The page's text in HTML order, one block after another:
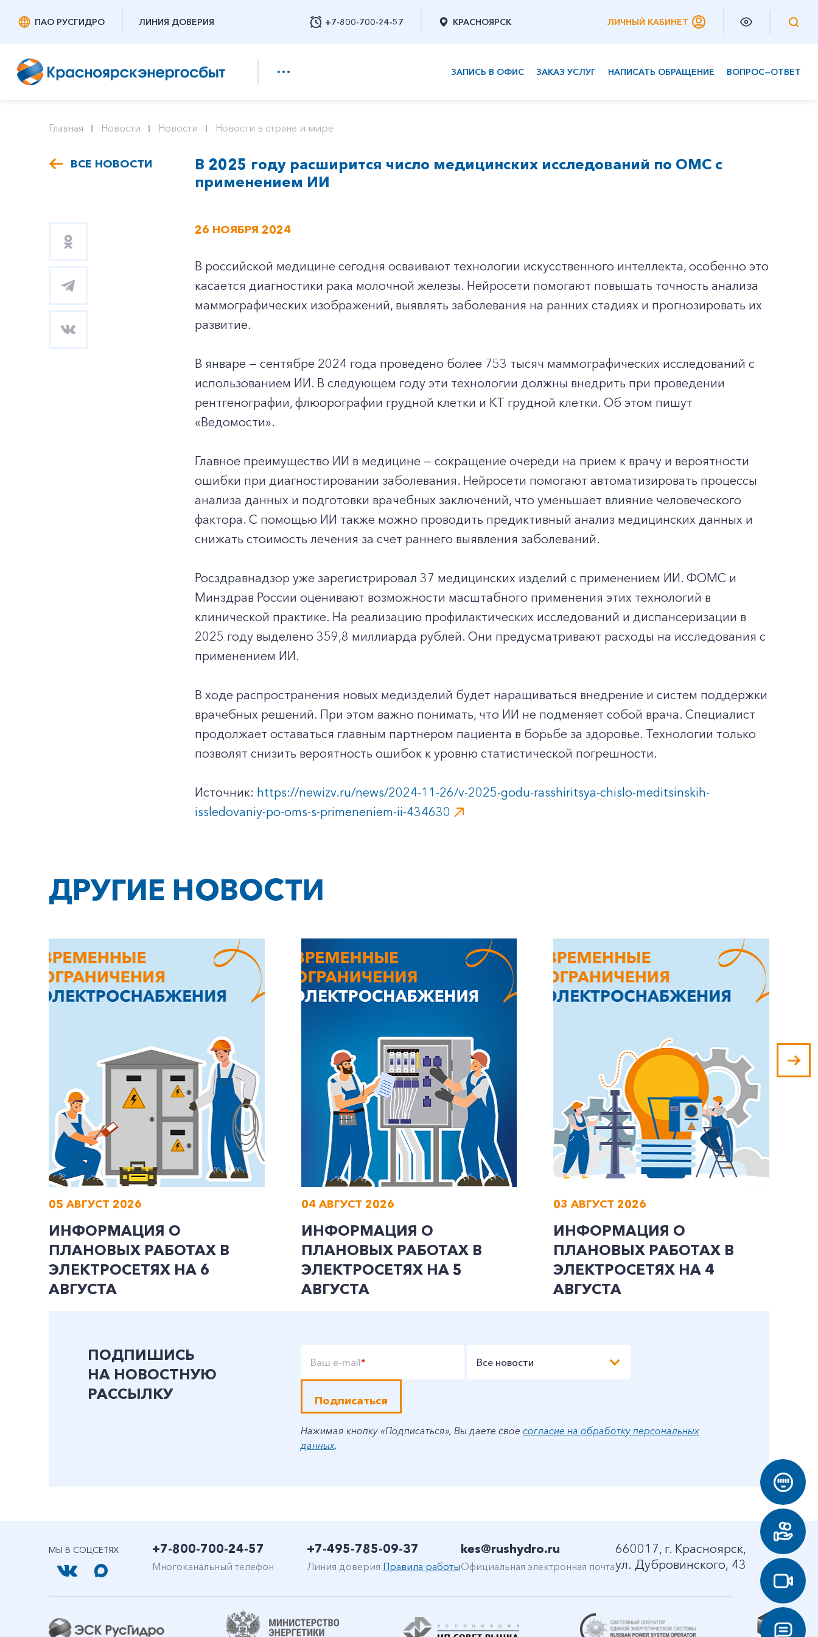
ПАО РУСГИДРО ЛИНИЯ ДОВЕРИЯ +7-800-700-24-57
Заказать обратный звонок
КРАСНОЯРСК ЛИЧНЫЙ КАБИНЕТ
ЗАПИСЬ В ОФИС ЗАКАЗ УСЛУГ НАПИСАТЬ ОБРАЩЕНИЕ ВОПРОС—ОТВЕТ
+7-800-700-24-57
Заказать обратный звонок
Частным клиентам
Главная Новости Новости Новости в стране и мире
ВСЕ НОВОСТИ
В 2025 году расширится число медицинских исследований по ОМС с
применением ИИ
26 НОЯБРЯ 2024
В российской медицине сегодня осваивают технологии искусственного интеллекта, особенно это
касается диагностики рака молочной железы. Нейросети помогают повышать точность анализа
маммографических изображений, выявлять заболевания на ранних стадиях и прогнозировать их
развитие.
В январе — сентябре 2024 года проведено более 753 тысяч маммографических исследований с
использованием ИИ. В следующем году эти технологии должны внедрить при проведении
рентгенографии, флюорографии грудной клетки и КТ грудной клетки. Об этом пишут
«Ведомости».
Главное преимущество ИИ в медицине — сокращение очереди на прием к врачу и вероятности
ошибки при диагностировании заболевания. Нейросети помогают автоматизировать процессы
анализа данных и подготовки врачебных заключений, что уменьшает влияние человеческого
фактора. С помощью ИИ также можно проводить предиктивный анализ медицинских данных и
снижать стоимость лечения за счет раннего выявления заболеваний.
Росздравнадзор уже зарегистрировал 37 медицинских изделий с применением ИИ. ФОМС и
Минздрав России оценивают возможности масштабного применения этих технологий в
клинической практике. На реализацию профилактических исследований и диспансеризации в
2025 году выделено 359,8 миллиарда рублей. Они предусматривают расходы на исследования с
применением ИИ.
В ходе распространения новых медизделий будет наращиваться внедрение и систем поддержки
врачебных решений. При этом важно понимать, что ИИ не подменяет собой врача. Специалист
продолжает оставаться главным партнером пациента в борьбе за здоровье. Технологии только
позволят снизить вероятность ошибок к уровню статистической погрешности.
Источник: https://newizv.ru/news/2024-11-26/v-2025-godu-rasshiritsya-chislo-meditsinskih-
issledovaniy-po-oms-s-primeneniem-ii-434630
ДРУГИЕ НОВОСТИ
05 АВГУСТ 2026
ИНФОРМАЦИЯ О
ПЛАНОВЫХ РАБОТАХ В
ЭЛЕКТРОСЕТЯХ НА 6
АВГУСТА
04 АВГУСТ 2026
ИНФОРМАЦИЯ О
ПЛАНОВЫХ РАБОТАХ В
ЭЛЕКТРОСЕТЯХ НА 5
АВГУСТА
03 АВГУСТ 2026
ИНФОРМАЦИЯ О
ПЛАНОВЫХ РАБОТАХ В
ЭЛЕКТРОСЕТЯХ НА 4
АВГУСТА
ПОДПИШИСЬ
НА НОВОСТНУЮ
РАССЫЛКУ
Ваш e-mail* Все новости
Подписаться
Нажимая кнопку «Подписаться», Вы даете своесогласие на обработку персональных
данных.
МЫ В СОЦСЕТЯХ +7-800-700-24-57
Многоканальный телефон
+7-495-785-09-37
Линия доверия Правила работы
kes@rushydro.ru
Официальная электронная почта
660017, г. Красноярск,
ул. Дубровинского, 43